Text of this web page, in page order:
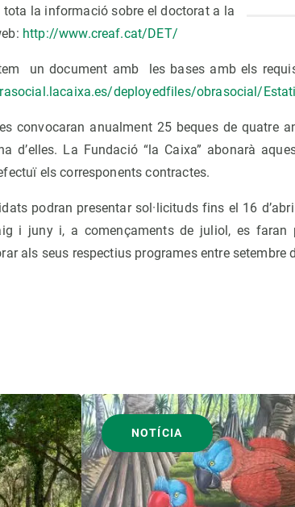
tota la informació sobre el doctorat a la
http://www.creaf.cat/DET/
un document amb les bases amb els
deployedfiles/obrasocial/
convocaran anualment 25 beques de quatre
d’elles. La Fundació “la Caixa” abonarà
els corresponents contractes.
podran presentar sol·licituds fins el 16
i juny i, a començaments de juliol, es faran
als seus respectius programes entre setembre
NOTÍCIA